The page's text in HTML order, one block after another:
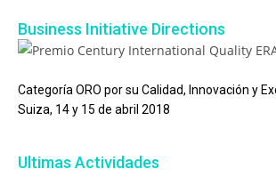
Business Initiative Directions
Categoría ORO por su Calidad, Innovación y
Suiza, 14 y 15 de abril 2018
Ultimas Actividades